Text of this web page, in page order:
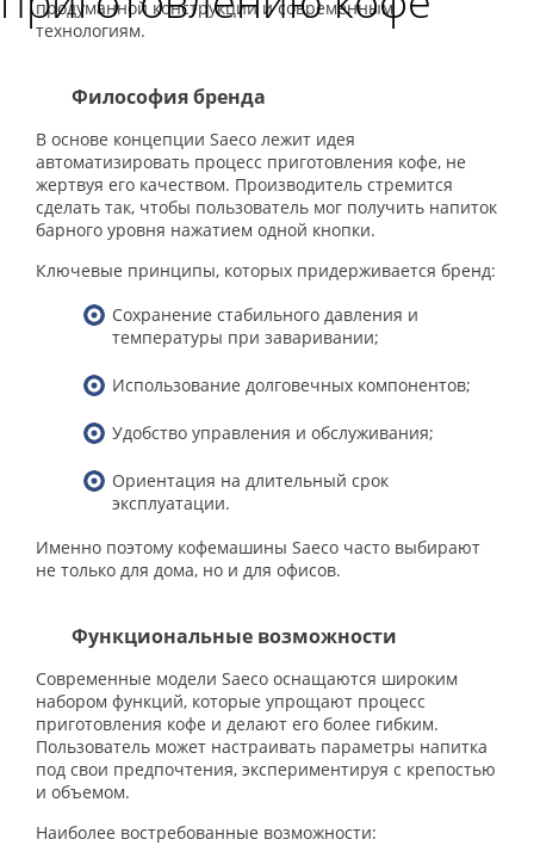
продуманной конструкции и современным
технологиям.
Философия бренда
В основе концепции Saeco лежит идея
автоматизировать процесс приготовления кофе, не
жертвуя его качеством. Производитель стремится
сделать так, чтобы пользователь мог получить напиток
барного уровня нажатием одной кнопки.
Ключевые принципы, которых придерживается бренд:
Сохранение стабильного давления и
температуры при заваривании;
Использование долговечных компонентов;
Удобство управления и обслуживания;
Ориентация на длительный срок
эксплуатации.
Именно поэтому кофемашины Saeco часто выбирают
не только для дома, но и для офисов.
Функциональные возможности
Современные модели Saeco оснащаются широким
набором функций, которые упрощают процесс
приготовления кофе и делают его более гибким.
Пользователь может настраивать параметры напитка
под свои предпочтения, экспериментируя с крепостью
и объемом.
Наиболее востребованные возможности: